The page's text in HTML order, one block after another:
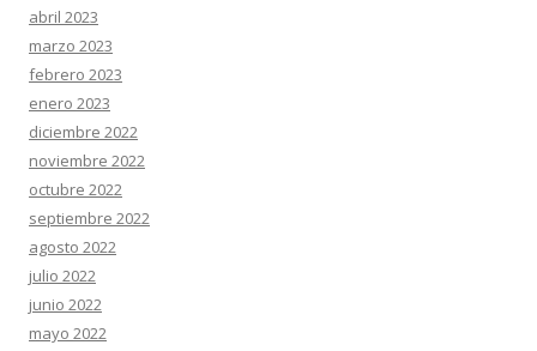
abril 2023
marzo 2023
febrero 2023
enero 2023
diciembre 2022
noviembre 2022
octubre 2022
septiembre 2022
agosto 2022
julio 2022
junio 2022
mayo 2022